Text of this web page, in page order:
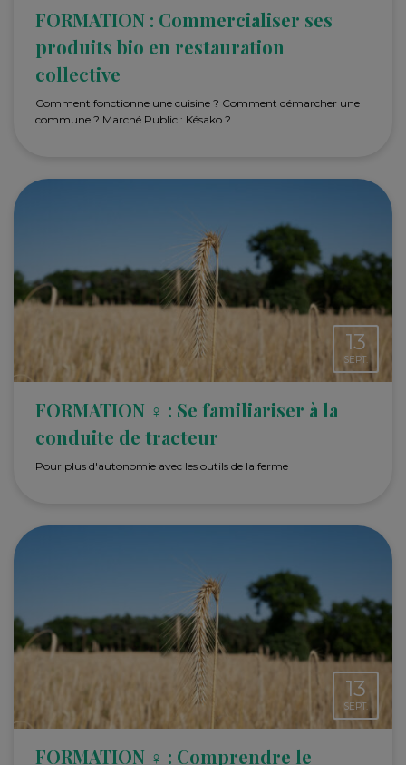
FORMATION : Commercialiser ses
produits bio en restauration
collective
Comment fonctionne une cuisine ? Comment démarcher une
commune ? Marché Public : Késako ?
13
SEPT.
FORMATION ♀ : Se familiariser à la
conduite de tracteur
Pour plus d'autonomie avec les outils de la ferme
13
SEPT.
FORMATION ♀ : Comprendre le